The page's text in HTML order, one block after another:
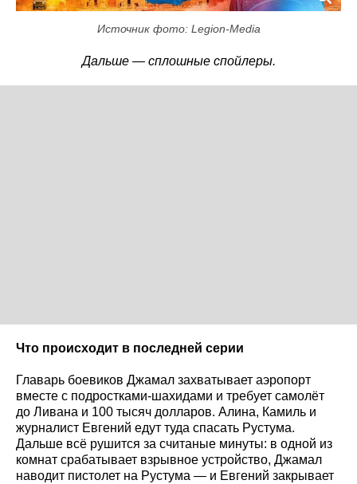
Источник фото: Legion-Media
Дальше — сплошные спойлеры.
Что происходит в последней серии
Главарь боевиков Джамал захватывает аэропорт
вместе с подростками-шахидами и требует самолёт
до Ливана и 100 тысяч долларов. Алина, Камиль и
журналист Евгений едут туда спасать Рустума.
Дальше всё рушится за считаные минуты: в одной из
комнат срабатывает взрывное устройство, Джамал
наводит пистолет на Рустума — и Евгений закрывает